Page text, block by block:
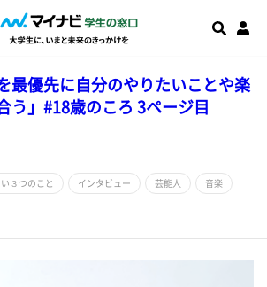
最優先に自分のやりたいことや楽
う」#18歳のころ 3ページ目
３つのこと インタビュー 芸能人 音楽